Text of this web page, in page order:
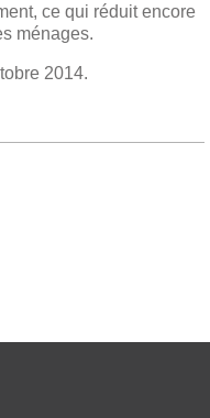
ce qui réduit encore
ménages.
2014.